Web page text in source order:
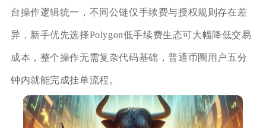
台操作逻辑统一，不同公链仅手续费与授权规则存在差
异，新手优先选择Polygon低手续费生态可大幅降低交易
成本，整个操作无需复杂代码基础，普通币圈用户五分
钟内就能完成挂单流程。